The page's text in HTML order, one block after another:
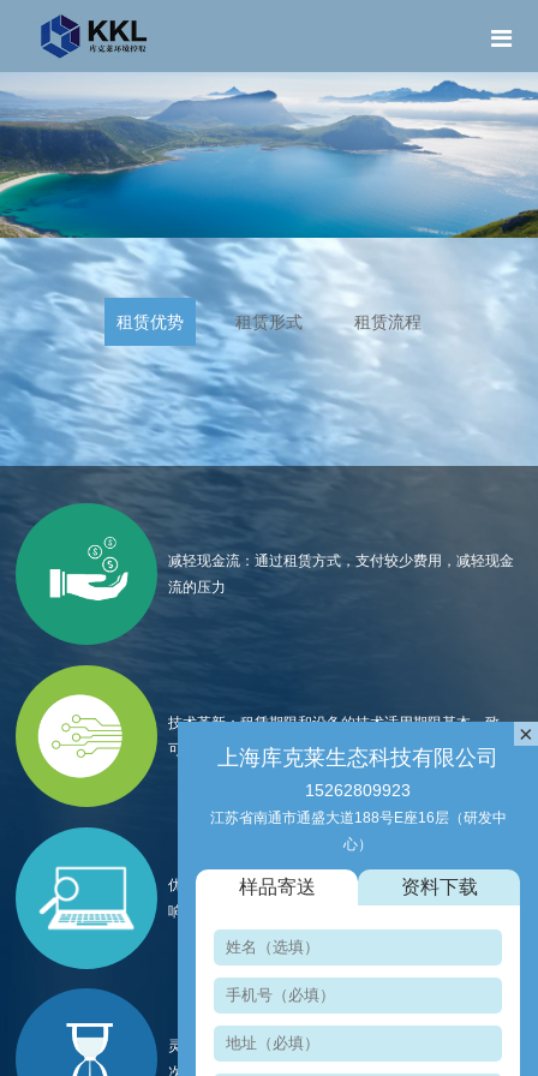
×
上海库克莱生态科技有限公司
15262809923
江苏省南通市通盛大道188号E座16层（研发中
心）
样品寄送 资料下载
租赁优势 租赁形式 租赁流程
减轻现金流：通过租赁方式，支付较少费用，减轻现金
流的压力
技术革新：租赁期限和设备的技术适用期限基本一致，
可以用少量的资金，实现更新换代。
优化资产结构：避免一次性支付对财务带来的不良影
响，改善租期中的现金流，优化资产负债结构
灵活的租期：租赁期一般为1—10年； 短期租赁：按